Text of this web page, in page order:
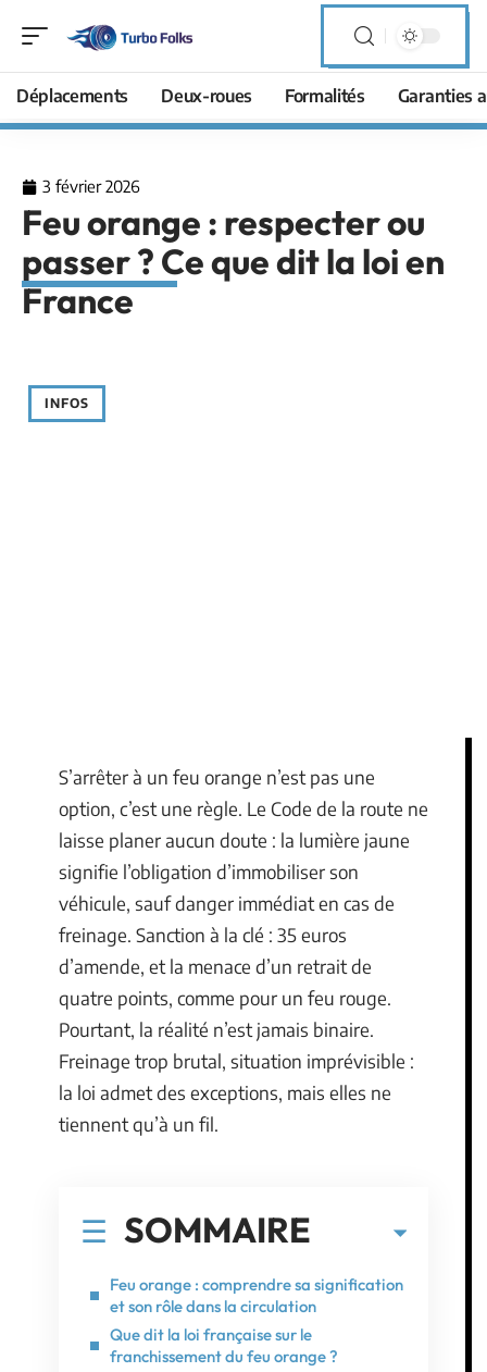
Déplacements Deux-roues Formalités Garanties
3 février 2026
Feu orange : respecter ou
passer ? Ce que dit la loi en
France
INFOS
S’arrêter à un feu orange n’est pas une
option, c’est une règle. Le Code de la route ne
laisse planer aucun doute : la lumière jaune
signifie l’obligation d’immobiliser son
véhicule, sauf danger immédiat en cas de
freinage. Sanction à la clé : 35 euros
d’amende, et la menace d’un retrait de
quatre points, comme pour un feu rouge.
Pourtant, la réalité n’est jamais binaire.
Freinage trop brutal, situation imprévisible :
la loi admet des exceptions, mais elles ne
tiennent qu’à un fil.
SOMMAIRE
Feu orange : comprendre sa signification
et son rôle dans la circulation
Que dit la loi française sur le
franchissement du feu orange ?